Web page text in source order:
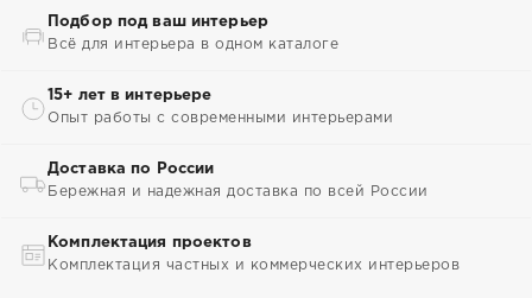
Подбор под ваш интерьер
Всё для интерьера в одном каталоге
15+ лет в интерьере
Опыт работы с современными интерьерами
Доставка по России
Бережная и надежная доставка по всей России
Комплектация проектов
Комплектация частных и коммерческих интерьеров